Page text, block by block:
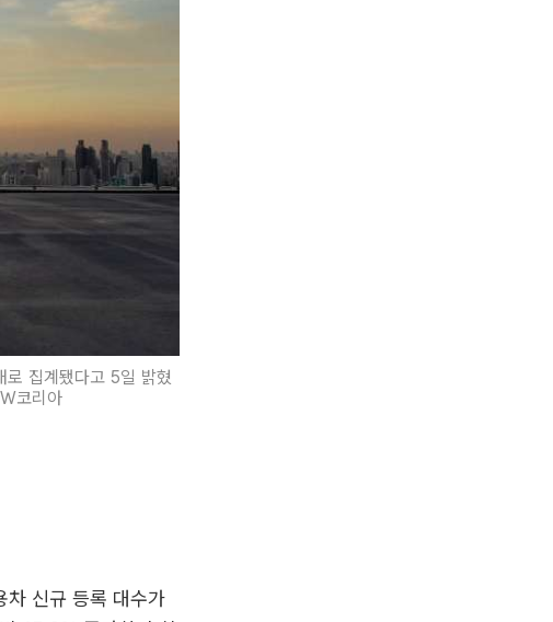
집계됐다고 5일 밝혔
코리아
신규 등록 대수가